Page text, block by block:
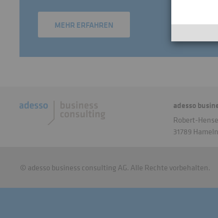
MEHR ERFAHREN
adesso
Robert-
31789 Hameln
© adesso business consulting AG. Alle Rechte vorbehalten.